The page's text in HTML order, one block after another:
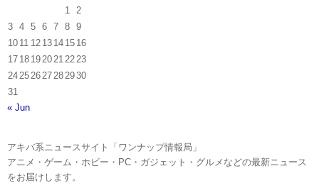
1
2
3
4 5 6 7 8
9
10 11 12 13 14 15 16
17 18 19 20 21 22 23
24 25 26 27 28 2930
31
« Jun
アキバ系ニュースサイト「ワンナップ情報局」
アニメ・ゲーム・ホビー・PC・ガジェット・グルメなどの最新ニュース
をお届けします。